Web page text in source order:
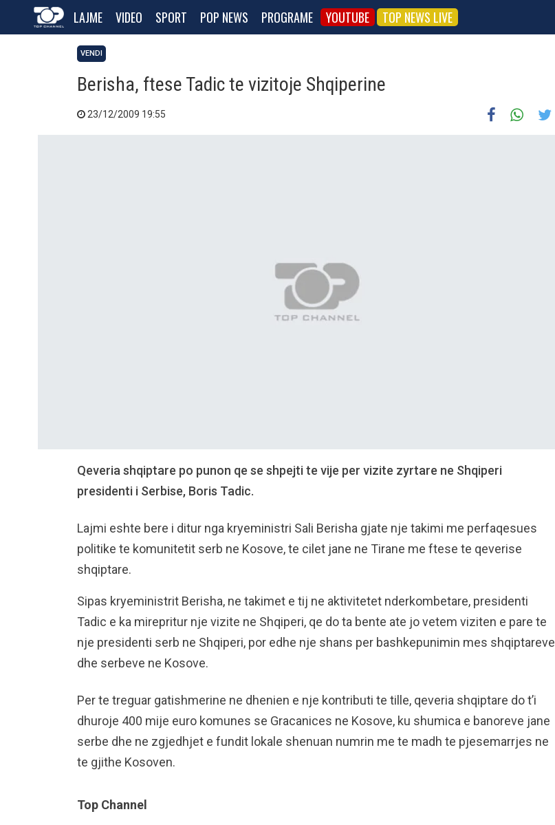
LAJME VIDEO SPORT POP NEWS PROGRAME YOUTUBE TOP NEWS LIVE
VENDI
Berisha, ftese Tadic te vizitoje Shqiperine
23/12/2009 19:55
Qeveria shqiptare po punon qe se shpejti te vije per vizite zyrtare ne Shqiperi
presidenti i Serbise, Boris Tadic.
Lajmi eshte bere i ditur nga kryeministri Sali Berisha gjate nje takimi me perfaqesues
politike te komunitetit serb ne Kosove, te cilet jane ne Tirane me ftese te qeverise
shqiptare.
Sipas kryeministrit Berisha, ne takimet e tij ne aktivitetet nderkombetare, presidenti
Tadic e ka mirepritur nje vizite ne Shqiperi, qe do ta bente ate jo vetem viziten e pare te
nje presidenti serb ne Shqiperi, por edhe nje shans per bashkepunimin mes shqiptareve
dhe serbeve ne Kosove.
Per te treguar gatishmerine ne dhenien e nje kontributi te tille, qeveria shqiptare do t’i
dhuroje 400 mije euro komunes se Gracanices ne Kosove, ku shumica e banoreve jane
serbe dhe ne zgjedhjet e fundit lokale shenuan numrin me te madh te pjesemarrjes ne
te gjithe Kosoven.
Top Channel